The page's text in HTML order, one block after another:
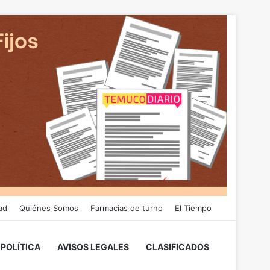
Quiénes Somos Farmacias de turno El Tiempo
POLÍTICA AVISOS LEGALES CLASIFICADOS